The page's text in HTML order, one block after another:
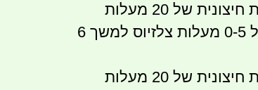
בתנאי טמפרטורה סביבתית חיצונית של 20 מעלות
צלזיוס המיכל שומר קור של 0-5 מעלות צלזיוס למשך 6
בתנאי טמפרטורה סביבתית חיצונית של 20 מעלות